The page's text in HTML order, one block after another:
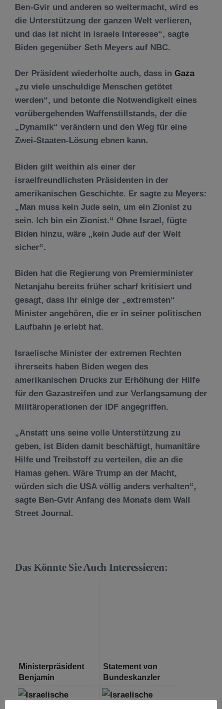
Ben-Gvir und anderen so weitermacht, wird es
die Unterstützung der ganzen Welt verlieren,
und das ist nicht in Israels Interesse“, sagte
Biden gegenüber Seth Meyers auf NBC.
Der Präsident wiederholte auch, dass in Gaza
„zu viele unschuldige Menschen getötet
werden“, und betonte die Notwendigkeit eines
vorübergehenden Waffenstillstands, der die
„Dynamik“ verändern und den Weg für eine
Zwei-Staaten-Lösung ebnen kann.
Biden gilt weithin als einer der
israelfreundlichsten Präsidenten in der
amerikanischen Geschichte. Er sagte zu Meyers:
„Man muss kein Jude sein, um ein Zionist zu
sein. Ich bin ein Zionist.“ Ohne Israel, fügte
Biden hinzu, wäre „kein Jude auf der Welt
sicher“.
Biden hat die Regierung von Premierminister
Netanjahu bereits früher scharf kritisiert und
gesagt, dass ihr einige der „extremsten“
Minister angehören, die er in seiner politischen
Laufbahn je erlebt hat.
Israelische Minister der extremen Rechten
ihrerseits haben Biden wegen des
amerikanischen Drucks zur Erhöhung der Hilfe
für den Gazastreifen und zur Verlangsamung der
Militäroperationen der IDF angegriffen.
„Anstatt uns seine volle Unterstützung zu
geben, ist Biden damit beschäftigt, humanitäre
Hilfe und Treibstoff zu verteilen, die an die
Hamas gehen. Wäre Trump an der Macht,
würden sich die USA völlig anders verhalten“,
sagte Ben-Gvir Anfang des Monats dem Wall
Street Journal.
Das Könnte Sie Auch Interessieren:
Ministerpräsident
Benjamin
Netanjahu spricht
mit Leitern der
Statement von
Bundeskanzler
Scholz zur
Situation in Israel